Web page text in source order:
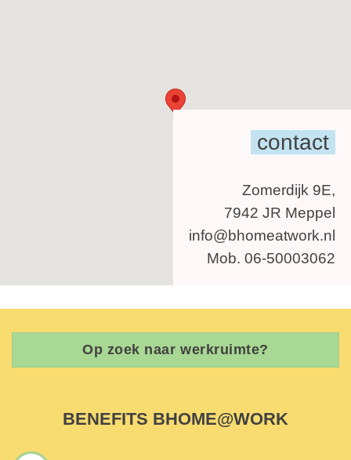
contact
Zomerdijk 9E,
7942 JR Meppel
info@bhomeatwork.nl
Mob. 06-50003062
Op zoek naar werkruimte?
BENEFITS BHOME@WORK